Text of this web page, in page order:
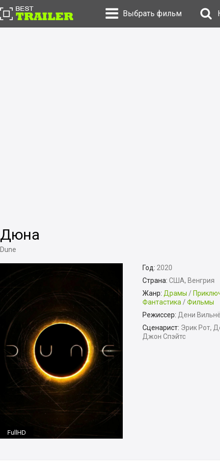
Выбрать фильм
Дюна
Dune
FullHD
Год: 2020
Страна: США, Венгрия
Жанр: Драмы /
Фантастика / Фильмы
Режиссер: Дени
Сценарист: Эрик Рот,
Джон Спэйтс